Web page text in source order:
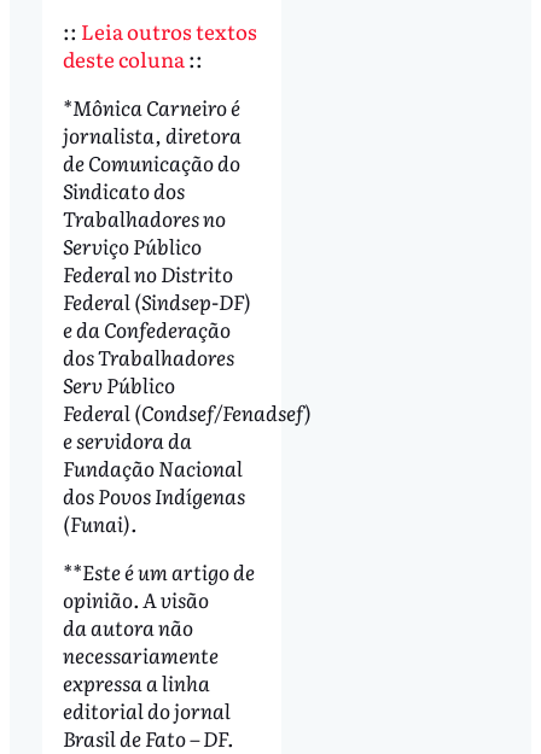
:: Leia outros textos
deste coluna::
*Mônica Carneiro é
jornalista, diretora
de Comunicação do
Sindicato dos
Trabalhadores no
Serviço Público
Federal no Distrito
Federal (Sindsep-DF)
e da Confederação
dos Trabalhadores
Serv Público
Federal (Condsef/Fenadsef)
e servidora da
Fundação Nacional
dos Povos Indígenas
(Funai).
**Este é um artigo de
opinião. A visão
da autora não
necessariamente
expressa a linha
editorial do jornal
Brasil de Fato – DF.